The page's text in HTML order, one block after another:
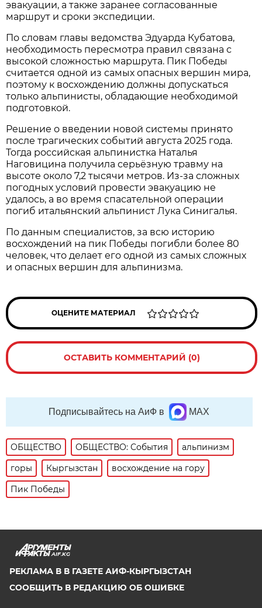
эвакуации, а также заранее согласованные
маршрут и сроки экспедиции.
По словам главы ведомства Эдуарда Кубатова,
необходимость пересмотра правил связана с
высокой сложностью маршрута. Пик Победы
считается одной из самых опасных вершин мира,
поэтому к восхождению должны допускаться
только альпинисты, обладающие необходимой
подготовкой.
Решение о введении новой системы принято
после трагических событий августа 2025 года.
Тогда российская альпинистка Наталья
Наговицина получила серьёзную травму на
высоте около 7,2 тысячи метров. Из-за сложных
погодных условий провести эвакуацию не
удалось, а во время спасательной операции
погиб итальянский альпинист Лука Синигалья.
По данным специалистов, за всю историю
восхождений на пик Победы погибли более 80
человек, что делает его одной из самых сложных
и опасных вершин для альпинизма.
ОЦЕНИТЕ МАТЕРИАЛ
ОСТАВИТЬ КОММЕНТАРИЙ (0)
Подписывайтесь на АиФ в MAX
ОБЩЕСТВО ОБЩЕСТВО: События
альпинизм
горы
Кыргызстан
восхождение на гору
Пик Победы
AIF.KG
РЕКЛАМА В В ГАЗЕТЕ АИФ-КЫРГЫЗСТАН
СООБЩИТЬ В РЕДАКЦИЮ ОБ ОШИБКЕ